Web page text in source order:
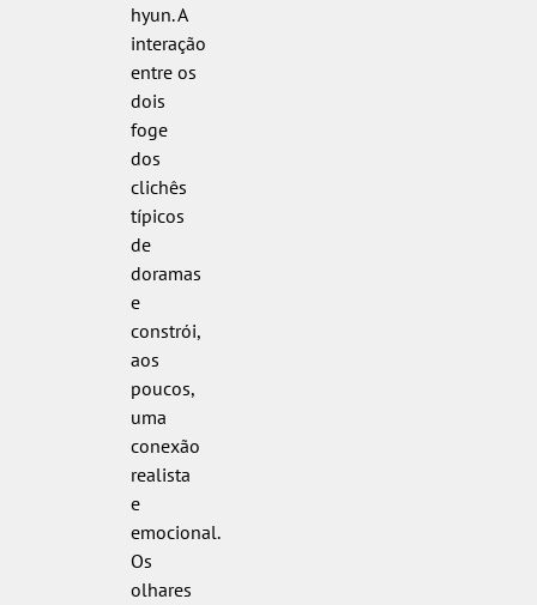
hyun. A
interação
entre os
dois
foge
dos
clichês
típicos
de
doramas
e
constrói,
aos
poucos,
uma
conexão
realista
e
emocional.
Os
olhares